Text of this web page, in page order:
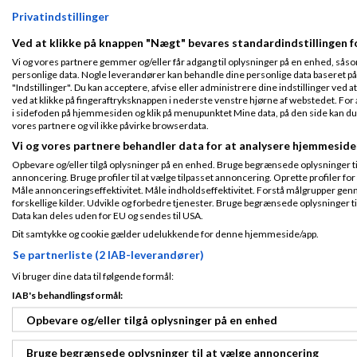
Du skal derfor
også gøre dig det
som kun det ene
Fordelen ved at
leveringsform
hjem.
Med
Smartsend.dk
beregning af
Indlæg ialt:710
10:26
Det ser
nævner er
helt sikkert holde
Privatindstillinger
Ved at klikke på knappen "Nægt" bevares standardindstillingen
Vi og vores partnere gemmer og/eller får adgang til oplysninger på en enhed,
personlige data. Nogle leverandører kan behandle dine personlige data baseret
"Indstillinger". Du kan acceptere, afvise eller administrere dine indstillinger ved
ved at klikke på fingeraftryksknappen i nederste venstre hjørne af webstedet.
i sidefoden på hjemmesiden og klik på menupunktet Mine data, på den side kan
vores partnere og vil ikke påvirke browserdata.
Vi og vores partnere behandler data for at analysere
Opbevare og/eller tilgå oplysninger på en enhed. Bruge begrænsede
annoncering. Bruge profiler til at vælge tilpasset annoncering. Oprette profiler
Måle annonceringseffektivitet. Måle indholdseffektivitet. Forstå målgrupper
forskellige kilder. Udvikle og forbedre tjenester. Bruge begrænsede oplysninger
Data kan deles uden for EU og sendes til USA.
Dit samtykke og cookie gælder udelukkende for denne hjemmeside/app.
Se partnerliste (2 IAB-leverandører)
Vi bruger dine data til følgende formål:
IAB's behandlingsformål:
Opbevare og/eller tilgå oplysninger på en enhed
Bruge begrænsede oplysninger til at vælge annoncering